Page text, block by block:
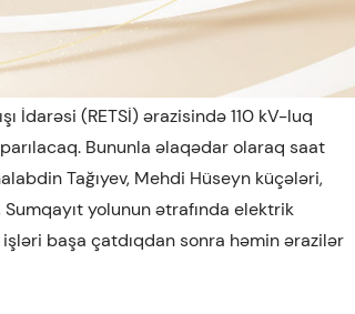
İdarəsi (RETSİ) ərazisində 110 kV-luq
Bununla əlaqədar olaraq saat
Tağıyev, Mehdi Hüseyn küçələri,
yolunun ətrafında elektrik
başa çatdıqdan sonra həmin ərazilər